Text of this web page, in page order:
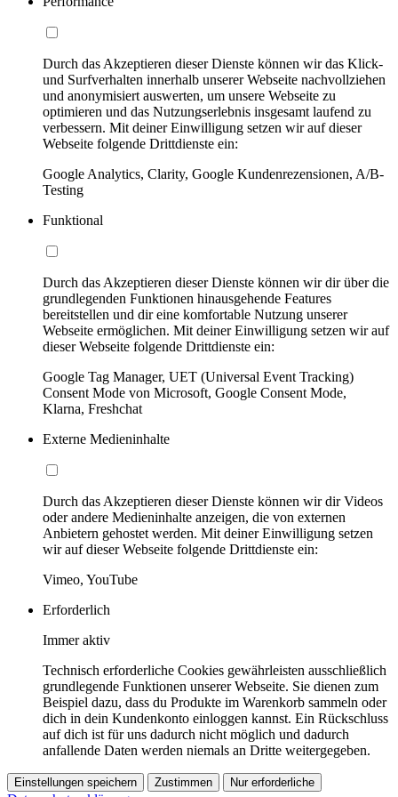
Durch das Akzeptieren dieser Dienste können wir das Klick-
und Surfverhalten innerhalb unserer Webseite nachvollziehen
und anonymisiert auswerten, um unsere Webseite zu
optimieren und das Nutzungserlebnis insgesamt laufend zu
verbessern. Mit deiner Einwilligung setzen wir auf dieser
Webseite folgende Drittdienste ein:
Google Analytics, Clarity, Google Kundenrezensionen, A/B-
Testing
Funktional
Durch das Akzeptieren dieser Dienste können wir dir über die
grundlegenden Funktionen hinausgehende Features
bereitstellen und dir eine komfortable Nutzung unserer
Webseite ermöglichen. Mit deiner Einwilligung setzen wir auf
dieser Webseite folgende Drittdienste ein:
Google Tag Manager, UET (Universal Event Tracking)
Consent Mode von Microsoft, Google Consent Mode,
Klarna, Freshchat
Externe Medieninhalte
Durch das Akzeptieren dieser Dienste können wir dir Videos
oder andere Medieninhalte anzeigen, die von externen
Anbietern gehostet werden. Mit deiner Einwilligung setzen
wir auf dieser Webseite folgende Drittdienste ein:
Vimeo, YouTube
Erforderlich
Immer aktiv
Technisch erforderliche Cookies gewährleisten ausschließlich
grundlegende Funktionen unserer Webseite. Sie dienen zum
Beispiel dazu, dass du Produkte im Warenkorb sammeln oder
dich in dein Kundenkonto einloggen kannst. Ein Rückschluss
auf dich ist für uns dadurch nicht möglich und dadurch
anfallende Daten werden niemals an Dritte weitergegeben.
Einstellungen speichern Zustimmen Nur erforderliche